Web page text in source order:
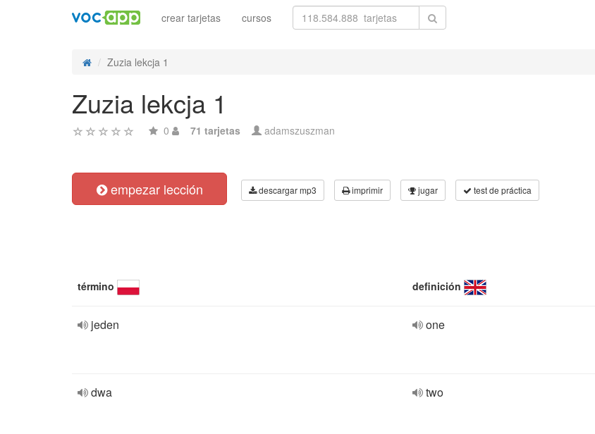
crear tarjetas cursos
Zuzia lekcja 1
Zuzia lekcja 1
0 71 tarjetas adamszuszman
empezar lección descargar mp3 imprimir jugar test de práctica
término definición
jeden one
dwa two